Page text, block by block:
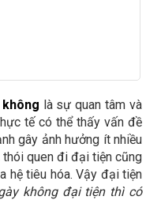
là sự quan tâm và
tế có thể thấy vấn đề
gây ảnh hưởng ít nhiều
quen đi đại tiện cũng
hệ tiêu hóa. Vậy đại tiện
không đại tiện thì có